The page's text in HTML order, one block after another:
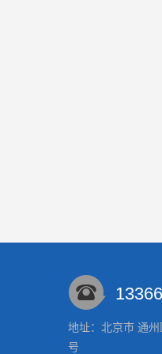
地址：北京市 通
号